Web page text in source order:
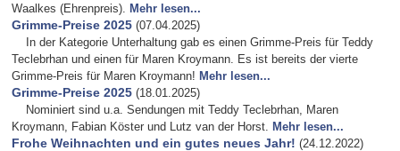
Waalkes (Ehrenpreis).
Mehr lesen...
Grimme-Preise 2025 (07.04.2025)
In der Kategorie Unterhaltung gab es einen Grimme-Preis für Teddy
Teclebrhan und einen für Maren Kroymann. Es ist bereits der vierte
Grimme-Preis für Maren Kroymann! Mehr lesen...
Grimme-Preise 2025 (18.01.2025)
Nominiert sind u.a. Sendungen mit Teddy Teclebrhan, Maren
Kroymann, Fabian Köster und Lutz van der Horst.
Mehr lesen...
Frohe Weihnachten und ein gutes neues Jahr! (24.12.2022)